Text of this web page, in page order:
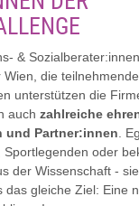
&
die
unterstützen die
auch zahlreiche
und Partner:innen .
Sportlegenden oder
der Wissenschaft -
das gleiche Ziel: Eine